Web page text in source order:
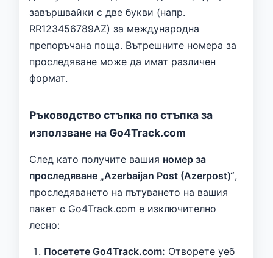
завършвайки с две букви (напр.
RR123456789AZ) за международна
препоръчана поща. Вътрешните номера за
проследяване може да имат различен
формат.
Ръководство стъпка по стъпка за
използване на Go4Track.com
След като получите вашия номер за
проследяване „Azerbaijan Post (Azerpost)“,
проследяването на пътуването на вашия
пакет с Go4Track.com е изключително
лесно:
Посетете Go4Track.com: Отворете уеб